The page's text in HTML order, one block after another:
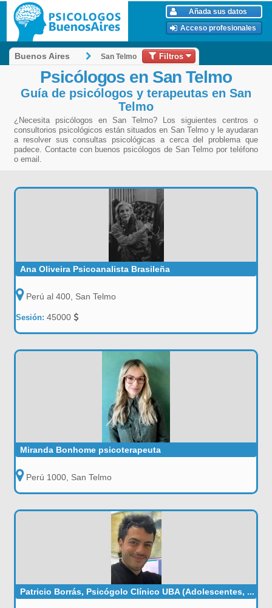
Añada sus datos
Acceso profesionales
Buenos Aires San Telmo Filtros
Psicólogos en San Telmo
Guía de psicólogos y terapeutas en San
Telmo
¿Necesita psicólogos en San Telmo? Los siguientes centros o
consultorios psicológicos están situados en San Telmo y le ayudaran
a resolver sus consultas psicológicas a cerca del problema que
padece. Contacte con buenos psicólogos de San Telmo por teléfono
o email.
Ana Oliveira Psicoanalista Brasileña
Perú al 400, San Telmo
Sesión:45000
Miranda Bonhome psicoterapeuta
Perú 1000, San Telmo
Patricio Borrás, Psicógolo Clínico UBA (Adolescentes, ...